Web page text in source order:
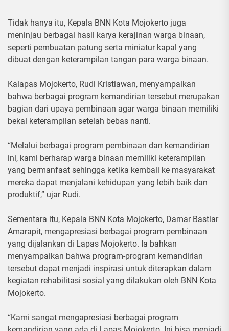
Tidak hanya itu, Kepala BNN Kota Mojokerto juga
meninjau berbagai hasil karya kerajinan warga binaan,
seperti pembuatan patung serta miniatur kapal yang
dibuat dengan keterampilan tangan para warga binaan.
Kalapas Mojokerto, Rudi Kristiawan, menyampaikan
bahwa berbagai program kemandirian tersebut merupakan
bagian dari upaya pembinaan agar warga binaan memiliki
bekal keterampilan setelah bebas nanti.
“Melalui berbagai program pembinaan dan kemandirian
ini, kami berharap warga binaan memiliki keterampilan
yang bermanfaat sehingga ketika kembali ke masyarakat
mereka dapat menjalani kehidupan yang lebih baik dan
produktif,” ujar Rudi.
Sementara itu, Kepala BNN Kota Mojokerto, Damar Bastiar
Amarapit, mengapresiasi berbagai program pembinaan
yang dijalankan di Lapas Mojokerto. Ia bahkan
menyampaikan bahwa program-program kemandirian
tersebut dapat menjadi inspirasi untuk diterapkan dalam
kegiatan rehabilitasi sosial yang dilakukan oleh BNN Kota
Mojokerto.
“Kami sangat mengapresiasi berbagai program